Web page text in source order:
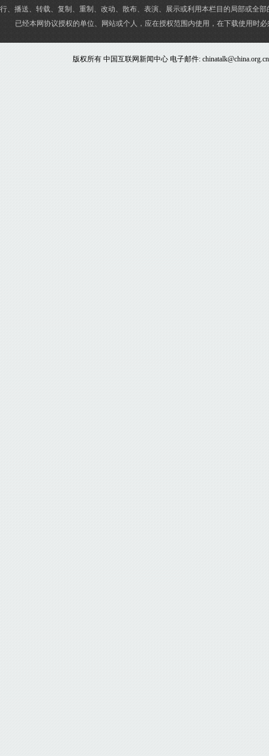
行、播送、转载、复制、重制、改动、散布、表演、展示或利用本栏目的局部或全
已经本网协议授权的单位、网站或个人，应在授权范围内使用，在下载使用时
版权所有 中国互联网新闻中心 电子邮件: